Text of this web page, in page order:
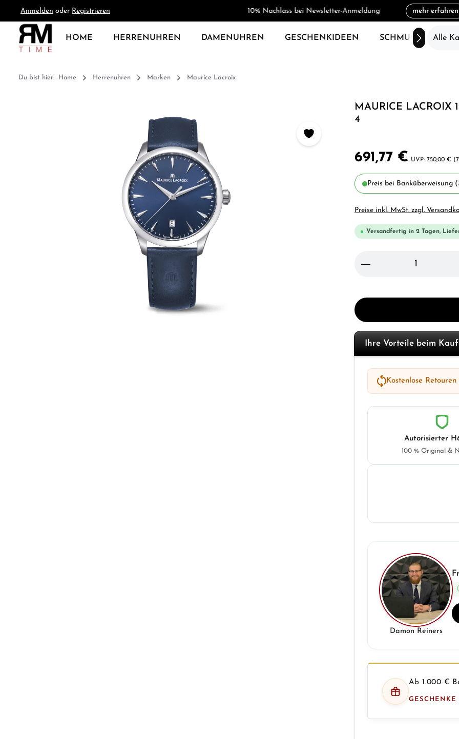
Zur Hauptnavigation springen
Anmelden oder Registrieren 10% Nachlass bei Newsletter-Anmeldung mehr erfahren
HOME HERRENUHREN DAMENUHREN GESCHENKIDEEN SCHMUCK Alle
Du bist hier: Home Herrenuhren Marken Maurice Lacroix
MAURICE LACROIX
4
691,77 € 750,00 €
Preis bei Banküberweisung
Preise inkl. MwSt. zzgl.
Versandfertig in 2 Tagen,
Produkt Anzahl:
Ihre Vorteile beim
Kostenlose
Autorisierter
100 % Original &
Damon Reiners
Ab 1.000 €
GESCHENKE